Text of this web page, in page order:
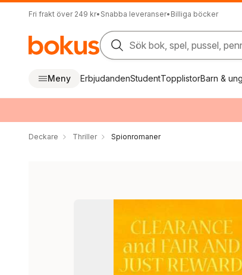
Fri frakt över 249 kr• Snabba leveranser• Billiga böcker
Sök bok, spel, pussel,
Meny ErbjudandenStudentTopplistorBarn &
Deckare Thriller Spionromaner